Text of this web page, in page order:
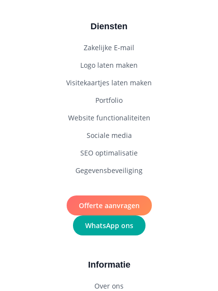
Diensten
Zakelijke E-mail
Logo laten maken
Visitekaartjes laten maken
Portfolio
Website functionaliteiten
Sociale media
SEO optimalisatie
Gegevensbeveiliging
Offerte aanvragen
WhatsApp ons
Informatie
Over ons